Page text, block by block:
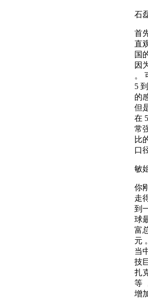
石
首
直
国
因
。
5
的
但
在
常
比
口
敏
你
走
到
球
富
元
当
技
扎
等
增